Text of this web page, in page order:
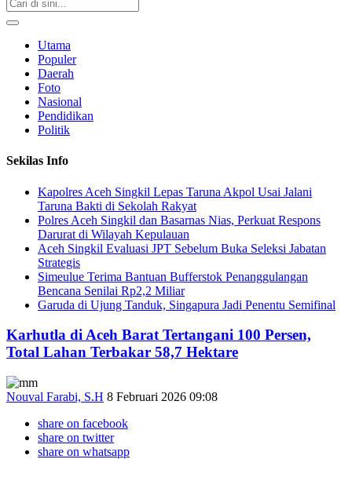
Utama
Populer
Daerah
Foto
Nasional
Pendidikan
Politik
Sekilas Info
Kapolres Aceh Singkil Lepas Taruna Akpol Usai Jalani
Taruna Bakti di Sekolah Rakyat
Polres Aceh Singkil dan Basarnas Nias, Perkuat Respons
Darurat di Wilayah Kepulauan
Aceh Singkil Evaluasi JPT Sebelum Buka Seleksi Jabatan
Strategis
Simeulue Terima Bantuan Bufferstok Penanggulangan
Bencana Senilai Rp2,2 Miliar
Garuda di Ujung Tanduk, Singapura Jadi Penentu Semifinal
Karhutla di Aceh Barat Tertangani 100 Persen,
Total Lahan Terbakar 58,7 Hektare
Nouval Farabi, S.H 8 Februari 2026 09:08
share on facebook
share on twitter
share on whatsapp